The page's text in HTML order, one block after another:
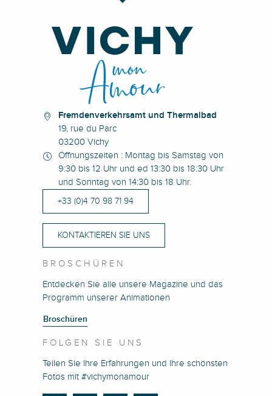
Kiosque à musique de la source de l'Hôpital
Maison "Barathon"
Pavillon de la source Lardy
Fremdenverkehrsamt und Thermalbad
19, rue du Parc
03200 Vichy
Öffnungszeiten : Montag bis Samstag von
9:30 bis 12 Uhr und ed 13:30 bis 18:30 Uhr
und Sonntag von 14:30 bis 18 Uhr.
+33 (0)4 70 98 71 94
KONTAKTIEREN SIE UNS
BROSCHÜREN
Entdecken Sie alle unsere Magazine und das
Programm unserer Animationen
Broschüren
FOLGEN SIE UNS
Teilen Sie Ihre Erfahrungen und Ihre schönsten
Fotos mit #vichymonamour